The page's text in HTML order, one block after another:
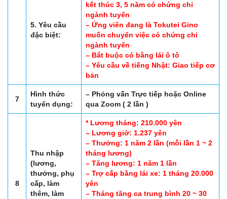
5. Yêu cầu
đặc biệt:
kết thúc 3, 5 năm có chứng chỉ
ngành tuyển
– Ứng viên đang là Tokutei Gino
muốn chuyển việc có chứng chỉ
ngành tuyển
– Bắt buộc có bằng lái ô tô
– Yêu cầu về tiếng Nhật: Giao tiếp cơ
bản
7
Hình thức
tuyển dụng:
– Phỏng vấn Trực tiếp hoặc Online
qua Zoom ( 2 lần )
8
Thu nhập
(lương,
thưởng, phụ
cấp, làm
thêm, làm
* Lương tháng: 210.000 yên
– Lương giờ: 1.237 yên
– Thưởng: 1 năm 2 lần (mỗi lần 1 ~ 2
tháng lương)
– Tăng lương: 1 năm 1 lần
– Trợ cấp bằng lái xe: 1 tháng 20.000
yên
– Tháng tăng ca trung bình 20 ~ 30